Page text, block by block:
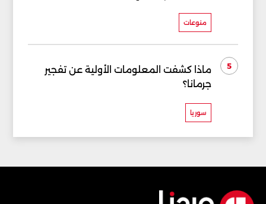
منوعات
5
ماذا كشفت المعلومات الأولية عن تفجير
جرمانا؟
سوريا